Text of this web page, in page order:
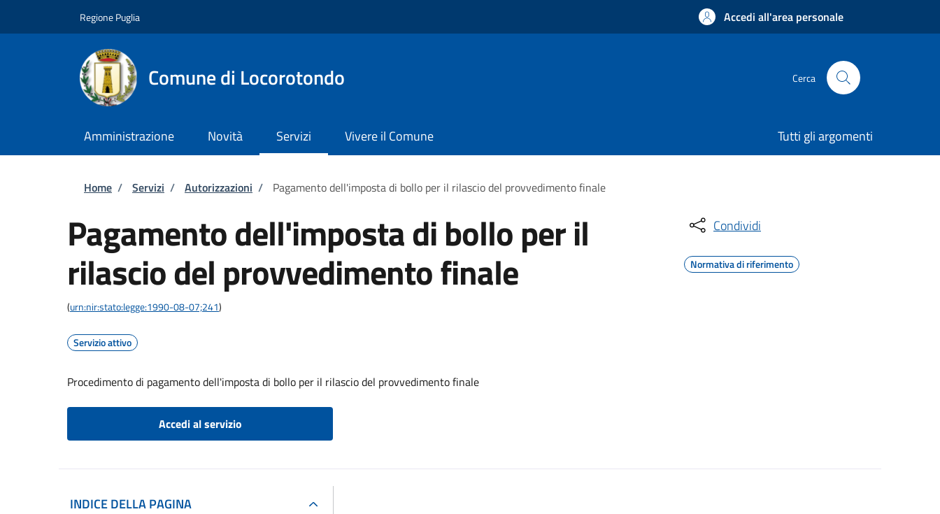
Regione Puglia Accedi all'area personale
Comune di Locorotondo Cerca
Amministrazione Novità Servizi Vivere il Comune Tutti gli argomenti
Briciole di pane
Home / Servizi / Autorizzazioni / Pagamento dell'imposta di bollo per il rilascio del provvedimento finale
Pagamento dell'imposta di bollo per il
rilascio del provvedimento finale
(urn:nir:stato:legge:1990-08-07;241)
Servizio attivo
Procedimento di pagamento dell'imposta di bollo per il rilascio del provvedimento finale
Accedi al servizio
Condividi
Normativa di riferimento
INDICE DELLA PAGINA